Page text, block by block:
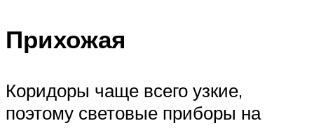
Прихожая
Коридоры чаще всего узкие,
поэтому световые приборы на